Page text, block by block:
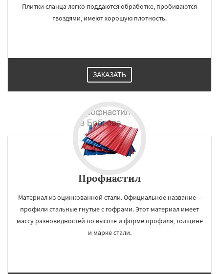
Плитки сланца легко поддаются обработке, пробиваются
гвоздями, имеют хорошую плотность.
ЗАКАЗАТЬ
Профнастил
Материал из оцинкованной стали. Официальное название –
профили стальные гнутые с гофрами. Этот материал имеет
массу разновидностей по высоте и форме профиля, толщине
и марке стали.